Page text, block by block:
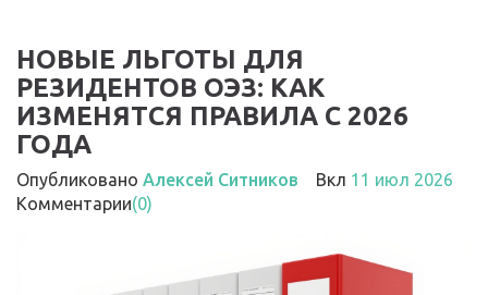
НОВЫЕ ЛЬГОТЫ ДЛЯ
РЕЗИДЕНТОВ ОЭЗ: КАК
ИЗМЕНЯТСЯ ПРАВИЛА С 2026
ГОДА
Опубликовано Алексей Ситников Вкл 11 июл 2026
Комментарии(0)